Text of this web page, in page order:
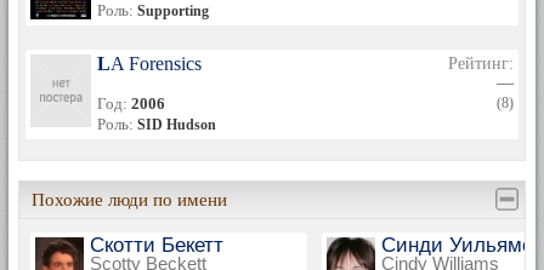
Роль: Supporting
LA Forensics
Год: 2006
Роль: SID Hudson
Рейтинг:
—
(8)
Похожие люди по имени
Скотти Бекетт
Scotty Beckett
Синди Уильямс
Cindy Williams